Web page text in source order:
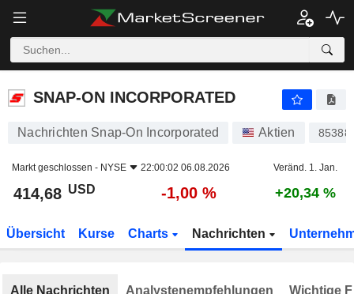
SNAP-ON INCORPORATED
SNAP-ON INCORPORATED
Nachrichten Snap-On Incorporated Aktien
Markt geschlossen - NYSE 22:00:02 06.08.2026 Veränd. 1. Jan.
414,68 USD -1,00 % +20,34 %
Übersicht Kurse Charts Nachrichten
Alle Nachrichten Analystenempfehlungen Wichtige